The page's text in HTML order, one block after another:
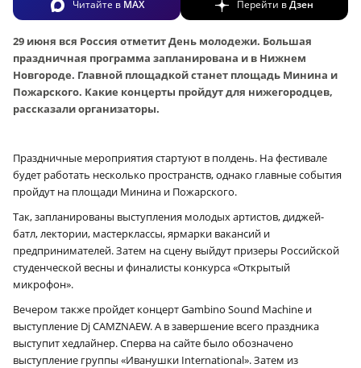
Читайте в MAX Перейти вДзен
29 июня вся Россия отметит День молодежи. Большая
праздничная программа запланирована и в Нижнем
Новгороде. Главной площадкой станет площадь Минина и
Пожарского. Какие концерты пройдут для нижегородцев,
рассказали организаторы.
Праздничные мероприятия стартуют в полдень. На фестивале
будет работать несколько пространств, однако главные события
пройдут на площади Минина и Пожарского.
Так, запланированы выступления молодых артистов, диджей-
батл, лектории, мастерклассы, ярмарки вакансий и
предпринимателей. Затем на сцену выйдут призеры Российской
студенческой весны и финалисты конкурса «Открытый
микрофон».
Вечером также пройдет концерт Gambino Sound Machine и
выступление Dj CAMZNAEW. А в завершение всего праздника
выступит хедлайнер. Сперва на сайте было обозначено
выступление группы «Иванушки International». Затем из